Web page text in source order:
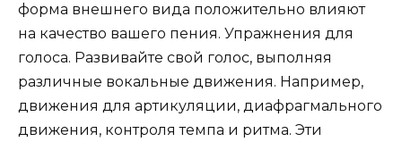
форма внешнего вида положительно влияют
на качество вашего пения. Упражнения для
голоса. Развивайте свой голос, выполняя
различные вокальные движения. Например,
движения для артикуляции, диафрагмального
движения, контроля темпа и ритма. Эти